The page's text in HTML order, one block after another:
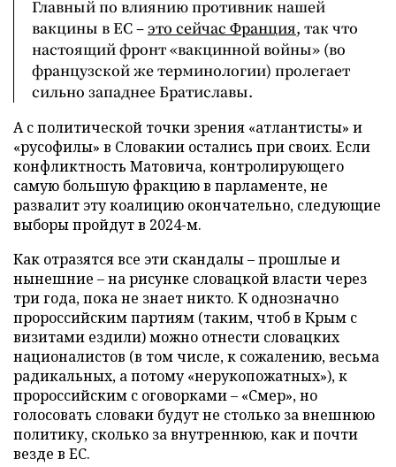
Главный по влиянию противник нашей
вакцины в ЕС –это сейчас Франция, так что
настоящий фронт «вакцинной войны» (во
французской же терминологии) пролегает
сильно западнее Братиславы.
А с политической точки зрения «атлантисты» и
«русофилы» в Словакии остались при своих. Если
конфликтность Матовича, контролирующего
самую большую фракцию в парламенте, не
развалит эту коалицию окончательно, следующие
выборы пройдут в 2024-м.
Как отразятся все эти скандалы – прошлые и
нынешние – на рисунке словацкой власти через
три года, пока не знает никто. К однозначно
пророссийским партиям (таким, чтоб в Крым с
визитами ездили) можно отнести словацких
националистов (в том числе, к сожалению, весьма
радикальных, а потому «нерукопожатных»), к
пророссийским с оговорками – «Смер», но
голосовать словаки будут не столько за внешнюю
политику, сколько за внутреннюю, как и почти
везде в ЕС.